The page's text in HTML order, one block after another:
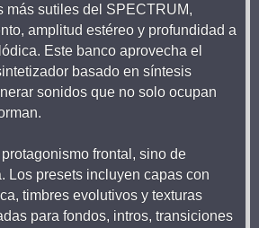
más sutiles del SPECTRUM,
amplitud estéreo y profundidad a
Este banco aprovecha el
basado en síntesis
sonidos que no solo ocupan
frontal, sino de
Los presets incluyen capas con
timbres evolutivos y texturas
para fondos, intros, transiciones